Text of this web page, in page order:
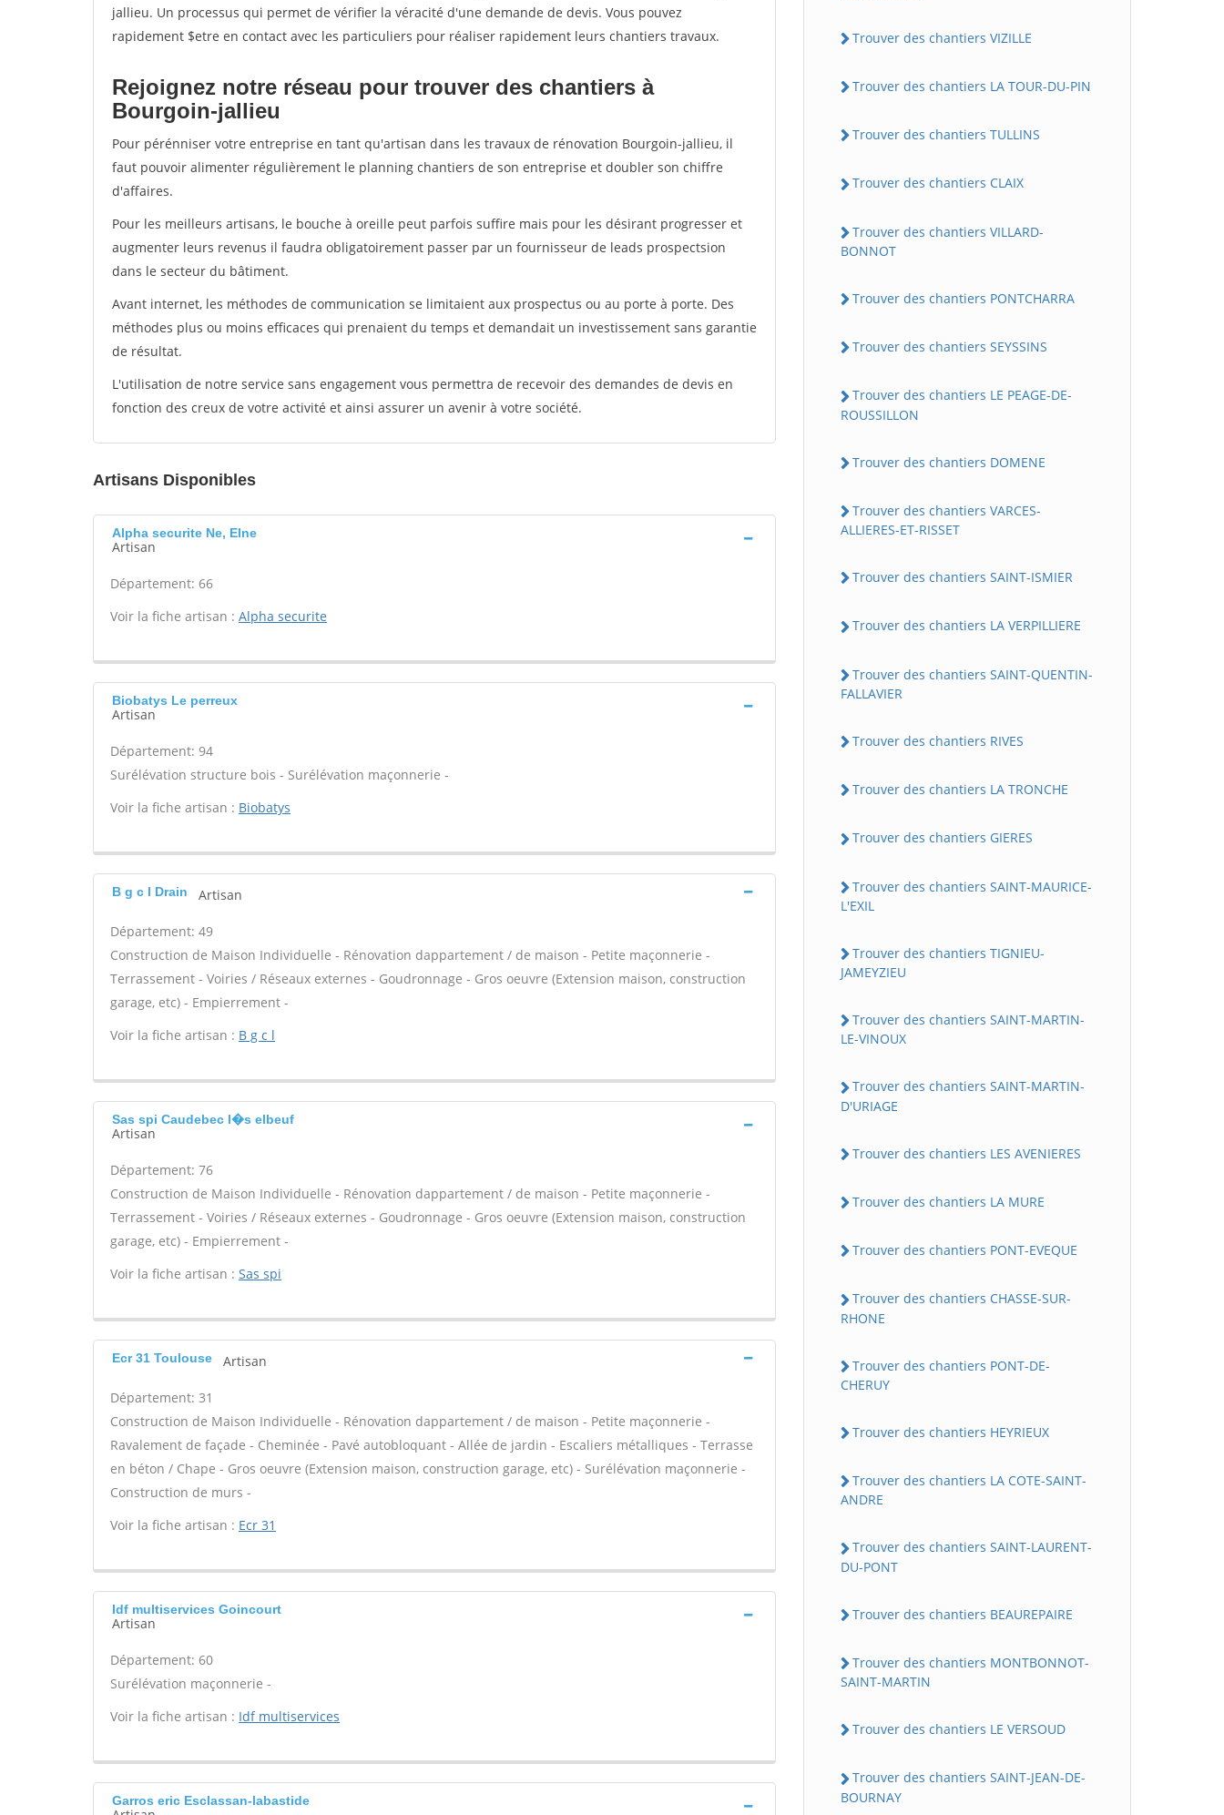
jallieu. Un processus qui permet de vérifier la véracité d'une demande de devis. Vous pouvez
rapidement $etre en contact avec les particuliers pour réaliser rapidement leurs chantiers travaux.
Rejoignez notre réseau pour trouver des chantiers à
Bourgoin-jallieu
Pour pérénniser votre entreprise en tant qu'artisan dans les travaux de rénovation Bourgoin-jallieu, il
faut pouvoir alimenter régulièrement le planning chantiers de son entreprise et doubler son chiffre
d'affaires.
Pour les meilleurs artisans, le bouche à oreille peut parfois suffire mais pour les désirant progresser et
augmenter leurs revenus il faudra obligatoirement passer par un fournisseur de leads prospectsion
dans le secteur du bâtiment.
Avant internet, les méthodes de communication se limitaient aux prospectus ou au porte à porte. Des
méthodes plus ou moins efficaces qui prenaient du temps et demandait un investissement sans garantie
de résultat.
L'utilisation de notre service sans engagement vous permettra de recevoir des demandes de devis en
fonction des creux de votre activité et ainsi assurer un avenir à votre société.
Artisans Disponibles
Alpha securite Ne, Elne
Artisan
Département: 66
Voir la fiche artisan : Alpha securite
Biobatys Le perreux
Artisan
Département: 94
Surélévation structure bois - Surélévation maçonnerie -
Voir la fiche artisan : Biobatys
B g c l Drain Artisan
Département: 49
Construction de Maison Individuelle - Rénovation dappartement / de maison - Petite maçonnerie -
Terrassement - Voiries / Réseaux externes - Goudronnage - Gros oeuvre (Extension maison, construction
garage, etc) - Empierrement -
Voir la fiche artisan : B g c l
Sas spi Caudebec l�s elbeuf
Artisan
Département: 76
Construction de Maison Individuelle - Rénovation dappartement / de maison - Petite maçonnerie -
Terrassement - Voiries / Réseaux externes - Goudronnage - Gros oeuvre (Extension maison, construction
garage, etc) - Empierrement -
Voir la fiche artisan : Sas spi
Ecr 31 Toulouse Artisan
Département: 31
Construction de Maison Individuelle - Rénovation dappartement / de maison - Petite maçonnerie -
Ravalement de façade - Cheminée - Pavé autobloquant - Allée de jardin - Escaliers métalliques - Terrasse
en béton / Chape - Gros oeuvre (Extension maison, construction garage, etc) - Surélévation maçonnerie -
Construction de murs -
Voir la fiche artisan : Ecr 31
Idf multiservices Goincourt
Artisan
Département: 60
Surélévation maçonnerie -
Voir la fiche artisan : Idf multiservices
Garros eric Esclassan-labastide
Trouver des chantiers VIZILLE
Trouver des chantiers LA TOUR-DU-PIN
Trouver des chantiers TULLINS
Trouver des chantiers CLAIX
Trouver des chantiers VILLARD-
BONNOT
Trouver des chantiers PONTCHARRA
Trouver des chantiers SEYSSINS
Trouver des chantiers LE PEAGE-DE-
ROUSSILLON
Trouver des chantiers DOMENE
Trouver des chantiers VARCES-
ALLIERES-ET-RISSET
Trouver des chantiers SAINT-ISMIER
Trouver des chantiers LA VERPILLIERE
Trouver des chantiers SAINT-QUENTIN-
FALLAVIER
Trouver des chantiers RIVES
Trouver des chantiers LA TRONCHE
Trouver des chantiers GIERES
Trouver des chantiers SAINT-MAURICE-
L'EXIL
Trouver des chantiers TIGNIEU-
JAMEYZIEU
Trouver des chantiers SAINT-MARTIN-
LE-VINOUX
Trouver des chantiers SAINT-MARTIN-
D'URIAGE
Trouver des chantiers LES AVENIERES
Trouver des chantiers LA MURE
Trouver des chantiers PONT-EVEQUE
Trouver des chantiers CHASSE-SUR-
RHONE
Trouver des chantiers PONT-DE-
CHERUY
Trouver des chantiers HEYRIEUX
Trouver des chantiers LA COTE-SAINT-
ANDRE
Trouver des chantiers SAINT-LAURENT-
DU-PONT
Trouver des chantiers BEAUREPAIRE
Trouver des chantiers MONTBONNOT-
SAINT-MARTIN
Trouver des chantiers LE VERSOUD
Trouver des chantiers SAINT-JEAN-DE-
BOURNAY